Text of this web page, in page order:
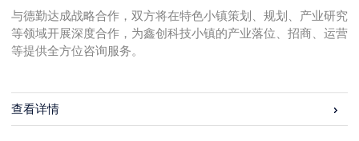
与德勤达成战略合作，双方将在特色小镇策划、规划、产业研究
等领域开展深度合作，为鑫创科技小镇的产业落位、招商、运营
等提供全方位咨询服务。
查看详情